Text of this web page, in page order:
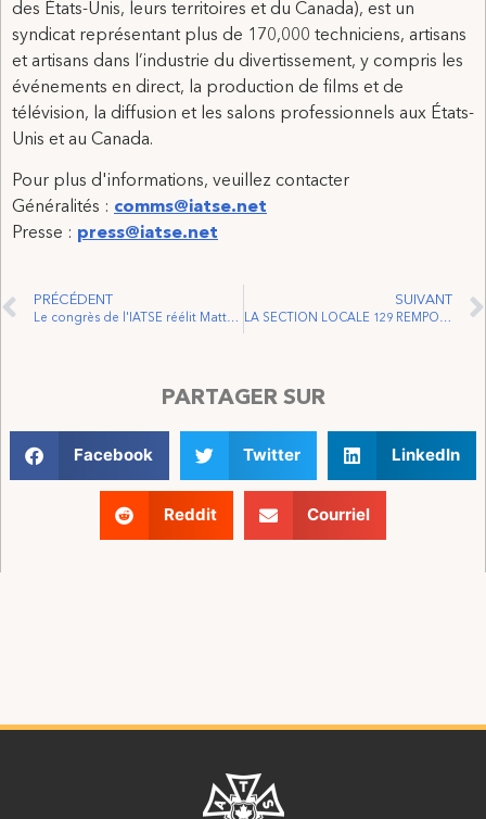
des États-Unis, leurs territoires et du Canada), est un
syndicat représentant plus de 170,000 techniciens, artisans
et artisans dans l’industrie du divertissement, y compris les
événements en direct, la production de films et de
télévision, la diffusion et les salons professionnels aux États-
Unis et au Canada.
Pour plus d'informations, veuillez contacter
Généralités : comms@iatse.net
Presse : press@iatse.net
PRÉCÉDENT
Le congrès de l'IATSE réélit Matthew D. Loeb au poste de président international
SUIVANT
LA SECTION LOCALE 129 REMPORTE LE VOTE D’ACCRÉDITATION A HAMILTON
PARTAGER SUR
Facebook Twitter LinkedIn
Reddit Courriel